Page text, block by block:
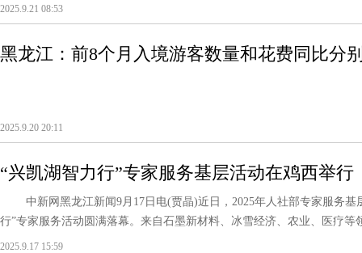
2025.9.21 08:53
黑龙江：前8个月入境游客数量和花费同比分
2025.9.20 20:11
“兴凯湖智力行”专家服务基层活动在鸡西举行
中新网黑龙江新闻9月17日电(贾晶)近日，2025年人社部专家服务基
行”专家服务活动圆满落幕。来自石墨新材料、冰雪经济、农业、医疗
2025.9.17 15:59